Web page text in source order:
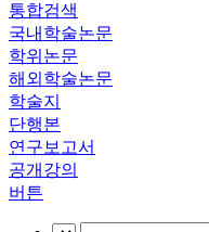
통합검색
국내학술논문
학위논문
해외학술논문
학술지
단행본
연구보고서
공개강의
버튼